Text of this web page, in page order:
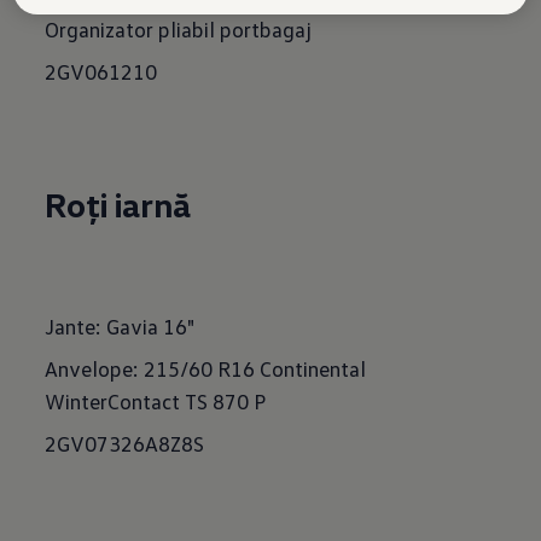
Organizator pliabil portbagaj
2GV061210
Roți iarnă
Jante: Gavia 16"
Anvelope: 215/60 R16 Continental
WinterContact TS 870 P
2GV07326A8Z8S